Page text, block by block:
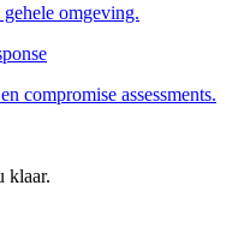
omgeving.
compromise assessments.
klaar.